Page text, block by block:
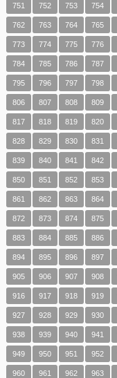
751 752 753 754
762 763 764 765
773 774 775 776
784 785 786 787
795 796 797 798
806 807 808 809
817 818 819 820
828 829 830 831
839 840 841 842
850 851 852 853
861 862 863 864
872 873 874 875
883 884 885 886
894 895 896 897
905 906 907 908
916 917 918 919
927 928 929 930
938 939 940 941
949 950 951 952
960 961 962 963